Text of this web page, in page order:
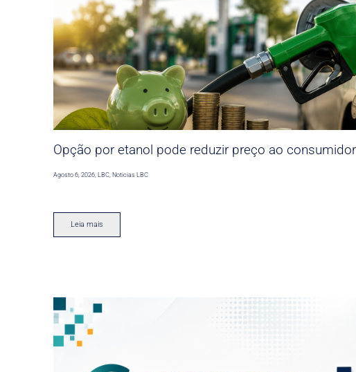
Opção por etanol pode reduzir preço ao
Agosto 6, 2026,LBC,Noticias LBC
Leia mais